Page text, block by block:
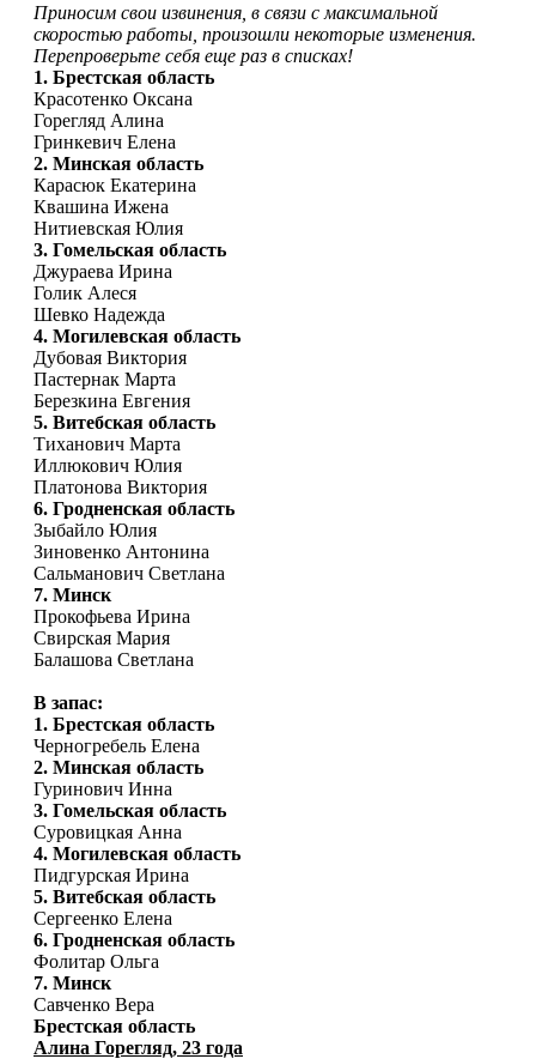
Приносим свои извинения, в связи с максимальной
скоростью работы, произошли некоторые изменения.
Перепроверьте себя еще раз в списках!
1. Брестская область
Красотенко Оксана
Горегляд Алина
Гринкевич Елена
2. Минская область
Карасюк Екатерина
Квашина Ижена
Нитиевская Юлия
3. Гомельская область
Джураева Ирина
Голик Алеся
Шевко Надежда
4. Могилевская область
Дубовая Виктория
Пастернак Марта
Березкина Евгения
5. Витебская область
Тиханович Марта
Иллюкович Юлия
Платонова Виктория
6. Гродненская область
Зыбайло Юлия
Зиновенко Антонина
Сальманович Светлана
7. Минск
Прокофьева Ирина
Свирская Мария
Балашова Светлана
В запас:
1. Брестская область
Черногребель Елена
2. Минская область
Гуринович Инна
3. Гомельская область
Суровицкая Анна
4. Могилевская область
Пидгурская Ирина
5. Витебская область
Сергеенко Елена
6. Гродненская область
Фолитар Ольга
7. Минск
Савченко Вера
Брестская область
Алина Горегляд, 23 года